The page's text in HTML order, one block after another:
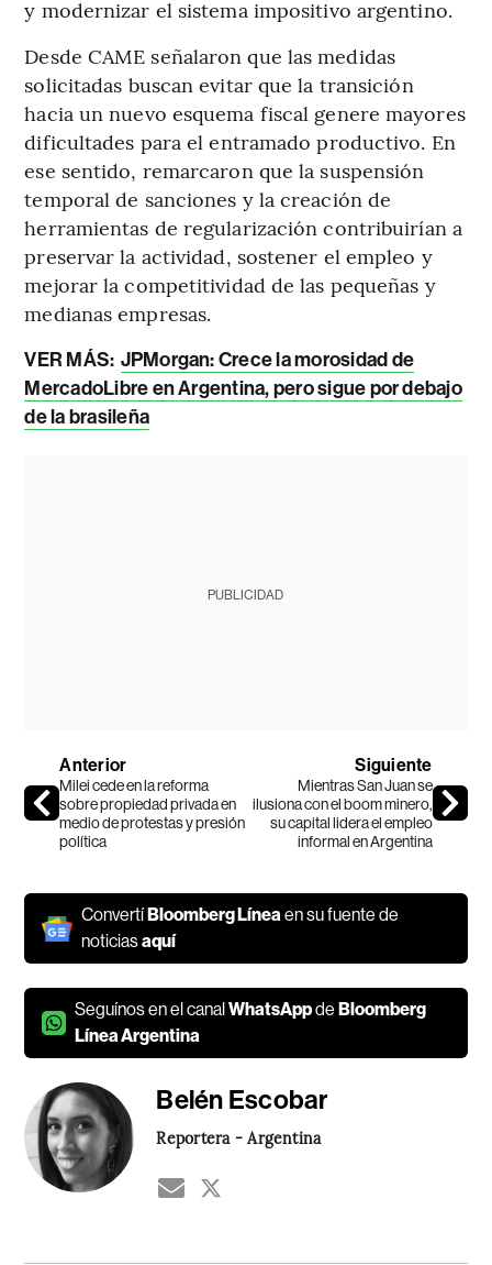
y modernizar el sistema impositivo argentino.
Desde CAME señalaron que las medidas
solicitadas buscan evitar que la transición
hacia un nuevo esquema fiscal genere mayores
dificultades para el entramado productivo. En
ese sentido, remarcaron que la suspensión
temporal de sanciones y la creación de
herramientas de regularización contribuirían a
preservar la actividad, sostener el empleo y
mejorar la competitividad de las pequeñas y
medianas empresas.
VER MÁS: JPMorgan: Crece la morosidad de
MercadoLibre en Argentina, pero sigue por debajo
de la brasileña
PUBLICIDAD
Anterior
Milei cede en la reforma
sobre propiedad privada en
medio de protestas y presión
política
Siguiente
Mientras San Juan se
ilusiona con el boom minero,
su capital lidera el empleo
informal en Argentina
Convertí Bloomberg Líneaen su fuente de
noticiasaquí
Seguínos en el canalWhatsAppde Bloomberg
Línea Argentina
Belén Escobar
Reportera - Argentina